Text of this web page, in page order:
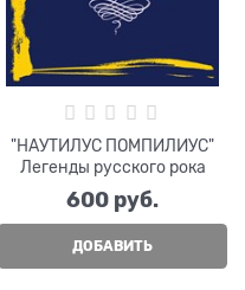
"НАУТИЛУС ПОМПИЛИУС"
Легенды русского рока
600 руб.
ДОБАВИТЬ